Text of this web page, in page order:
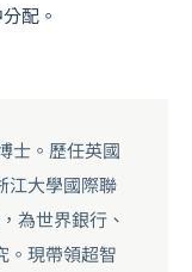
配。
士。歷任英國
江大學國際聯
為世界銀行、
。現帶領超智